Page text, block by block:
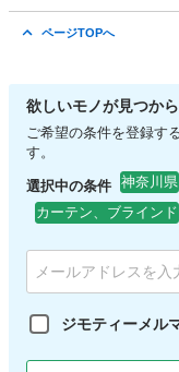
ページTOPへ
欲しいモノが見つか
ご希望の条件を登録す
す。
選択中の条件 神奈川県
カーテン、ブラインド
ジモティーメル